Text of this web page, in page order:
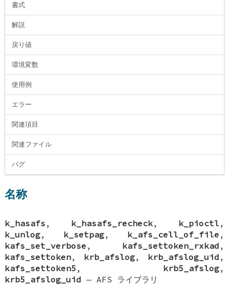
書式
解説
戻り値
環境変数
使用例
エラー
関連項目
関連ファイル
バグ
名称
k_hasafs , k_hasafs_recheck, k_pioctl ,
k_unlog, k_setpag, k_afs_cell_of_file ,
kafs_set_verbose , kafs_settoken_rxkad ,
kafs_settoken, krb_afslog, krb_afslog_uid ,
kafs_settoken5 , krb5_afslog,
krb5_afslog_uid —AFS ライブラリ